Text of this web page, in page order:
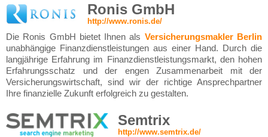
Ronis GmbH
http://www.ronis.de/
Die Ronis GmbH bietet Ihnen als Versicherungsmakler Berlin
unabhängige Finanzdienstleistungen aus einer Hand. Durch die
langjährige Erfahrung im Finanzdienstleistungsmarkt, den hohen
Erfahrungsschatz und der engen Zusammenarbeit mit der
Versicherungswirtschaft, sind wir der richtige Ansprechpartner
Ihre finanzielle Zukunft erfolgreich zu gestalten.
Semtrix
http://www.semtrix.de/